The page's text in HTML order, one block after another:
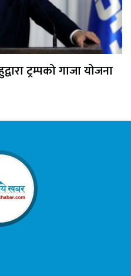
ट्रम्पको गाजा योजना